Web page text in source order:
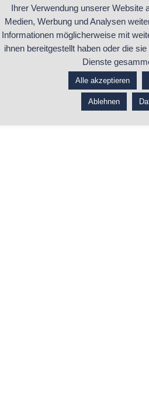
Ihrer Verwendung unserer Website
Medien, Werbung und Analysen
Informationen möglicherweise mit
ihnen bereitgestellt haben oder die
Dienste
Alle akzeptieren
Ablehnen